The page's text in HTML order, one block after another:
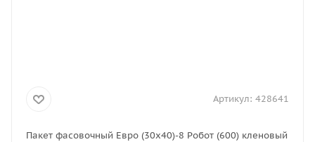
Артикул: 428641
Пакет фасовочный Евро (30х40)-8 Робот (600) кленовый